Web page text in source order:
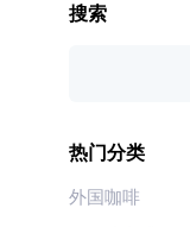
搜索
热门分类
外国咖啡